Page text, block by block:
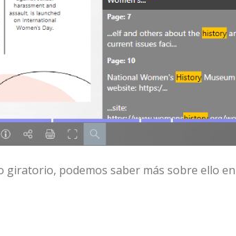
giratorio, podemos saber más sobre ello